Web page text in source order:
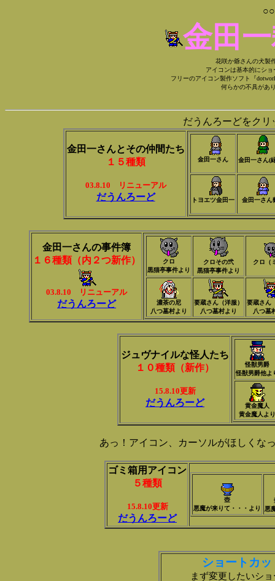
金田
花咲か爺さんの犬製
アイコンは基本的にシ
フリーのアイコン製作ソフト『
何らかの不具があ
だうんろーどをク
金田一さんとその仲間たち
１５種類
03.8.10 リニューアル
だうんろーど
金田一さん 金田一さん(
トヨエツ金田一 金田一さん
金田一さんの事件簿
１６種類（内２つ新作）
03.8.10 リニューアル
だうんろーど
クロ
黒猫亭事件より
クロその弐
黒猫亭事件より
クロ（
濃茶の尼
八つ墓村より
要蔵さん（洋服）
八つ墓村より
要蔵さん
八つ墓
ジュヴナイルな怪人たち
１０種類（新作）
15.8.10更新
だうんろーど
怪獣男爵
怪獣男爵他よ
黄金魔人
黄金魔人より
あっ！アイコン、カーソルがほしくな
ゴミ箱用アイコン
５種類
15.8.10更新
だうんろーど
壺
悪魔が来りて・・・より
悪
ショートカ
まず変更したいシ